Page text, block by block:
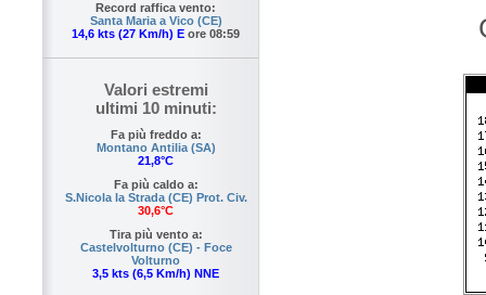
Record raffica vento:
Santa Maria a Vico (CE)
14,6 kts (27 Km/h) E ore 08:59
Valori estremi
ultimi 10 minuti:
Fa più freddo a:
Montano Antilia (SA)
21,8°C
Fa più caldo a:
S.Nicola la Strada (CE) Prot. Civ.
30,6°C
Tira più vento a:
Castelvolturno (CE) - Foce
Volturno
3,5 kts (6,5 Km/h) NNE